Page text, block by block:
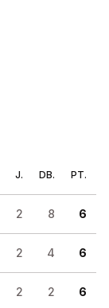
J. DB. PT.
2 8 6
2 4 6
2 2 6